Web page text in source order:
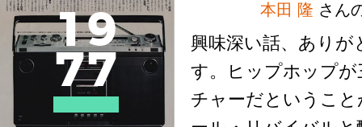
19
77
本田 隆 さん
興味深い話、ありが
す。ヒップホップ
チャーだというこ